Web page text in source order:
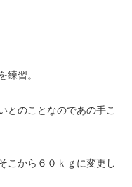
練習。
とのことなのであの手こ
こから６０ｋｇに変更し